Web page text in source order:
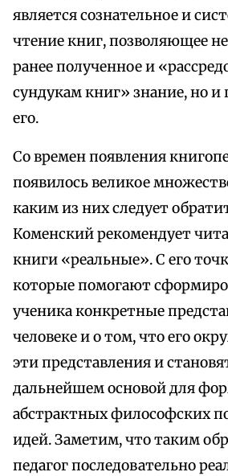
является сознательное и
чтение книг, позволяющее
ранее полученное и
сундукам книг» знание, но
его.
Со времен появления
появилось великое
каким из них следует
Коменский рекомендует
книги «реальные». С его
которые помогают
ученика конкретные
человеке и о том, что его
эти представления и
дальнейшем основой для
абстрактных философских
идей. Заметим, что таким
педагог последовательно